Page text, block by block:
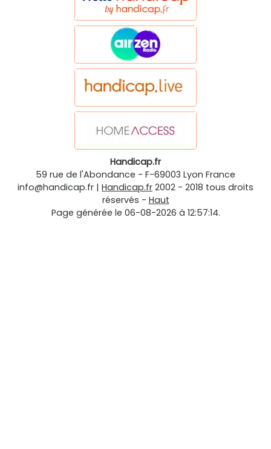
Handicap.fr
59 rue de l'Abondance - F-69003 Lyon France
info@handicap.fr | Handicap.fr 2002 - 2018 tous droits
réservés - Haut
Page générée le 06-08-2026 à 12:57:14.